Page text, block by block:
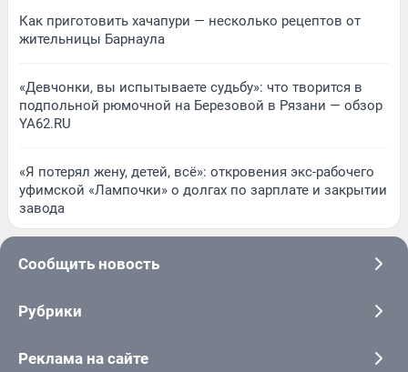
Как приготовить хачапури — несколько рецептов от
жительницы Барнаула
«Девчонки, вы испытываете судьбу»: что творится в
подпольной рюмочной на Березовой в Рязани — обзор
YA62.RU
«Я потерял жену, детей, всё»: откровения экс-рабочего
уфимской «Лампочки» о долгах по зарплате и закрытии
завода
Сообщить новость
Рубрики
Реклама на сайте